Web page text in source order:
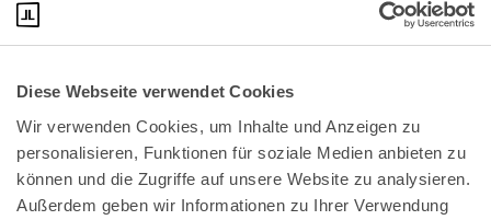
Diese Webseite verwendet Cookies
Wir verwenden Cookies, um Inhalte und Anzeigen zu
personalisieren, Funktionen für soziale Medien anbieten zu
können und die Zugriffe auf unsere Website zu analysieren.
Außerdem geben wir Informationen zu Ihrer Verwendung